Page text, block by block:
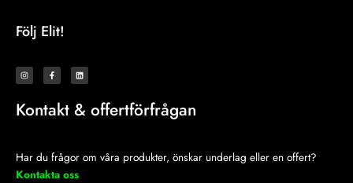
Följ Elit!
I
n
s
g
r
F
a
c
o
o
L
i
n
d
i
Kontakt & offertförfrågan
Har du frågor om våra produkter, önskar underlag eller en offert?
Kontakta oss